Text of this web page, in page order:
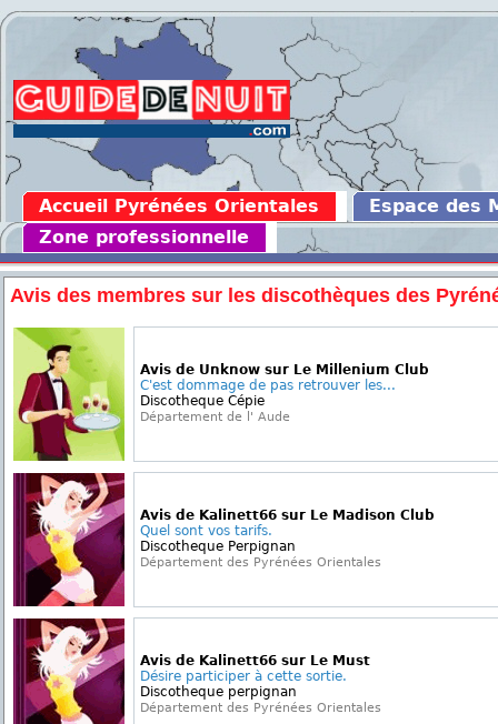
Accueil Pyrénées Orientales
Espace des
Zone professionnelle
Avis des membres sur les discothèques des
Avis de Unknow sur Le Millenium Club
C'est dommage de pas retrouver les...
Discotheque Cépie
Département de l' Aude
Avis de Kalinett66 sur Le Madison Club
Quel sont vos tarifs.
Discotheque Perpignan
Département des Pyrénées Orientales
Avis de Kalinett66 sur Le Must
Désire participer à cette sortie.
Discotheque perpignan
Département des Pyrénées Orientales